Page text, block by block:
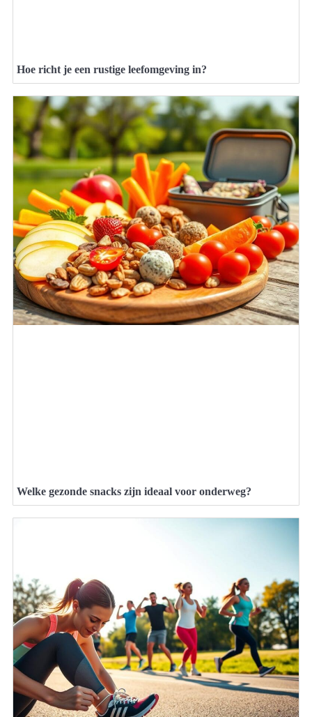
Hoe richt je een rustige leefomgeving in?
Welke gezonde snacks zijn ideaal voor onderweg?